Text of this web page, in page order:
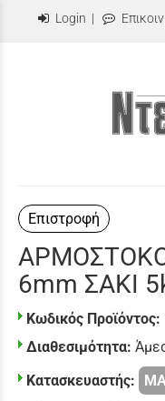
Login |
Επιστροφή
ΑΡΜΟΣΤΟΚΟΣ
6mm ΣΑΚΙ
Κωδικός Προϊόντος:
Διαθεσιμότητα:
Κατασκευαστής: